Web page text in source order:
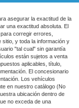
asegurar la exactitud de la
una exactitud absoluta. El
corregir errores,
y toda la información y
"tal cual" sin garantía
están sujetos a venta
aplicables, título,
El concesionario
Los vehículos
en nuestro catálogo (No
ubicación dentro de
no exceda de una